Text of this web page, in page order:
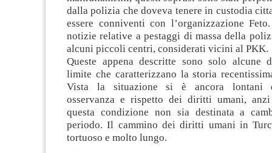
dalla polizia che doveva tenere in custodia
essere conniventi con l’organizzazione
notizie relative a pestaggi di massa della
alcuni piccoli centri, considerati vicini al PKK.
Queste appena descritte sono solo alcune
limite che caratterizzano la storia
Vista la situazione si è ancora lontani
osservanza e rispetto dei diritti umani,
questa condizione non sia destinata a
periodo. Il cammino dei diritti umani in
tortuoso e molto lungo.